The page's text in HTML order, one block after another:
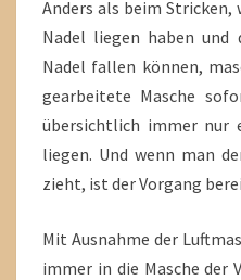
Anders als beim Stricken,
Nadel liegen haben und
Nadel fallen können,
gearbeitete Masche
übersichtlich immer nur
liegen. Und wenn man
zieht, ist der Vorgang
Mit Ausnahme der
immer in die Masche der